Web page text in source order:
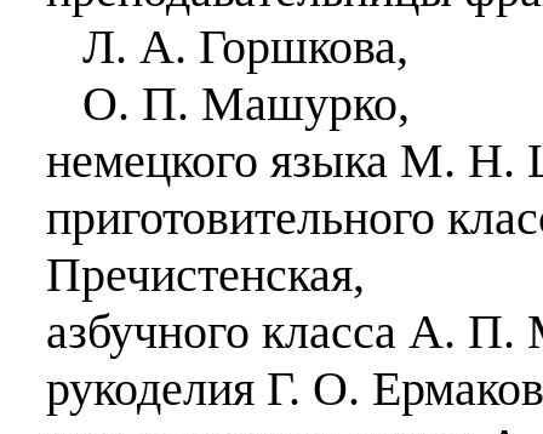
Л. А. Горшкова,
О. П. Машурко,
немецкого языка М.
приготовительного
Пречистенская,
азбучного класса А. П.
рукоделия Г. О.